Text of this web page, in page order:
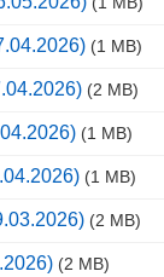
(1 MB)
(2 MB)
(1 MB)
(1 MB)
(2 MB)
(2 MB)